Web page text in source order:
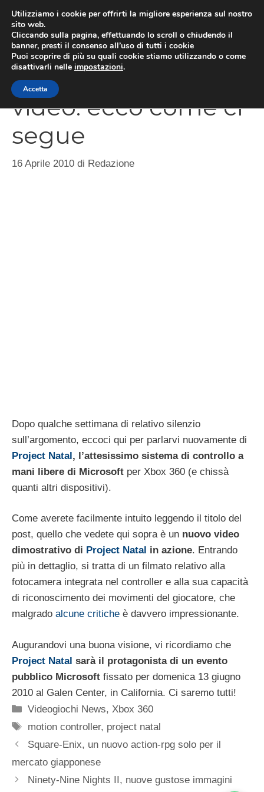
contenuto
Project Natal in
video: ecco come ci
segue
16 Aprile 2010 di Redazione
Dopo qualche settimana di relativo silenzio
sull’argomento, eccoci qui per parlarvi nuovamente di
Project Natal, l’attesissimo sistema di controllo a
mani libere di Microsoft per Xbox 360 (e chissà
quanti altri dispositivi).
Come averete facilmente intuito leggendo il titolo del
post, quello che vedete qui sopra è un nuovo video
dimostrativo di Project Natal in azione. Entrando
più in dettaglio, si tratta di un filmato relativo alla
fotocamera integrata nel controller e alla sua capacità
di riconoscimento dei movimenti del giocatore, che
malgrado alcune critiche è davvero impressionante.
Augurandovi una buona visione, vi ricordiamo che
Project Natal sarà il protagonista di un evento
pubblico Microsoft fissato per domenica 13 giugno
2010 al Galen Center, in California. Ci saremo tutti!
Categorie
Videogiochi News, Xbox 360
Tag
motion controller, project natal
Square-Enix, un nuovo action-rpg solo per il
mercato giapponese
Ninety-Nine Nights II, nuove gustose immagini
Utilizziamo i cookie per offrirti la migliore esperienza sul nostro
sito web.
Cliccando sulla pagina, effettuando lo scroll o chiudendo il
banner, presti il consenso all’uso di tutti i cookie
Puoi scoprire di più su quali cookie stiamo utilizzando o come
disattivarli nelle impostazioni.
Accetta